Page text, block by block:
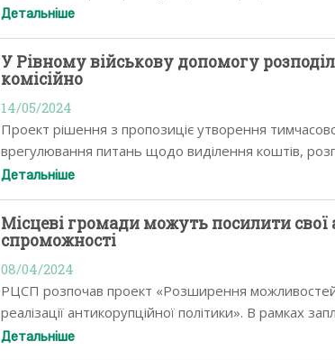
Детальніше
У Рівному військову допомогу
комісійно
14/05/2024
Проект рішення з пропозиціє утворення
врегулювання питань щодо виділення коштів,
матеріально-товарних цінностей силам…
Детальніше
Місцеві громади можуть посилити свої
спроможності
08/04/2024
РЦСП розпочав проект «Розширення
реалізації антикорупційної політики». В рамках
активні громади Рівненської та Волинської…
Детальніше